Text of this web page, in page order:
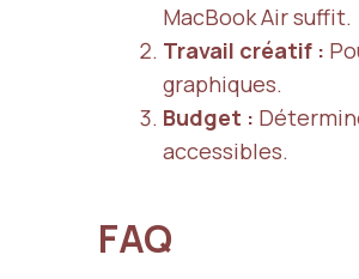
MacBook Air suffit.
Travail créatif :
graphiques.
Budget :
accessibles.
FAQ